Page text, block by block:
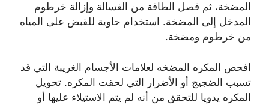
المضخة، ثم فصل الطاقة من الغسالة وإزالة خرطوم
المدخل إلى المضخة. استخدام حاوية للقبض على المياه
من خرطوم ومضخة.
افحص المكره المضخه لعلامات الأجسام الغريبة التي قد
تسبب الضجيج أو الأضرار التي لحقت المكره. تحويل
المكره يدويا للتحقق من أنه لم يتم الاستيلاء عليها أو